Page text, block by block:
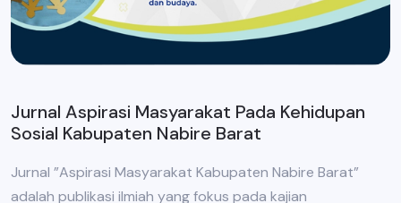
Jurnal Aspirasi Masyarakat Pada Kehidupan
Sosial Kabupaten Nabire Barat
Jurnal ”Aspirasi Masyarakat Kabupaten Nabire Barat”
adalah publikasi ilmiah yang fokus pada kajian